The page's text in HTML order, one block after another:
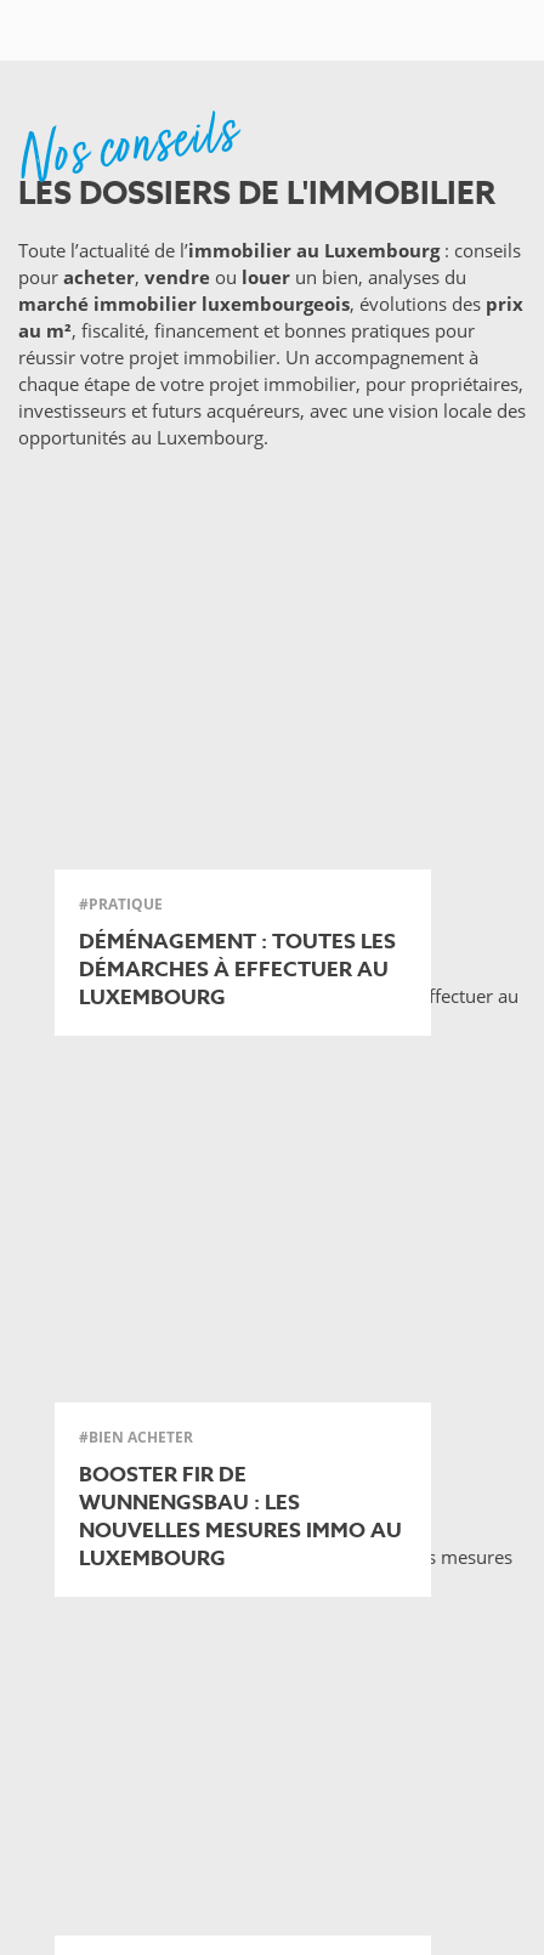
Nos conseils
LES DOSSIERS DE L'IMMOBILIER
Toute l’actualité de l’immobilier au Luxembourg: conseils
pour acheter, vendre ou louer un bien, analyses du
marché immobilier luxembourgeois, évolutions des prix
au m², fiscalité, financement et bonnes pratiques pour
réussir votre projet immobilier. Un accompagnement à
chaque étape de votre projet immobilier, pour propriétaires,
investisseurs et futurs acquéreurs, avec une vision locale des
opportunités au Luxembourg.
#PRATIQUE
DÉMÉNAGEMENT : TOUTES LES
DÉMARCHES À EFFECTUER AU
LUXEMBOURG
#BIEN ACHETER
BOOSTER FIR DE
WUNNENGSBAU : LES
NOUVELLES MESURES IMMO AU
LUXEMBOURG